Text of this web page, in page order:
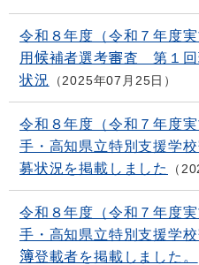
令和８年度（令和７年度
用候補者選考審査 第１回
状況
2025年07月25日
令和８年度（令和７年度
手・高知県立特別支援学
募状況を掲載しました
令和８年度（令和７年度
手・高知県立特別支援学
簿登載者を掲載しました。